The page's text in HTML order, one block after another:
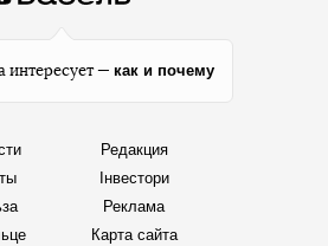
интересует — как и почему
Редакция
Інвестори
Реклама
Карта сайта